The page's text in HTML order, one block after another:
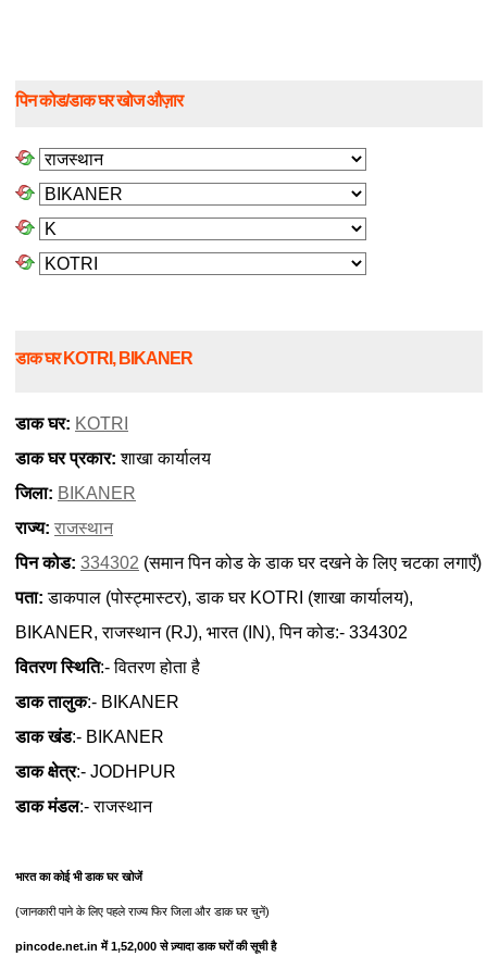
पिन कोड/डाक घर खोज औज़ार
डाक घर KOTRI, BIKANER
डाक घर: KOTRI
डाक घर प्रकार: शाखा कार्यालय
जिला: BIKANER
राज्य: राजस्थान
पिन कोड: 334302 (समान पिन कोड के डाक घर दखने के लिए चटका लगाएँ)
पता: डाकपाल (पोस्ट्मास्टर), डाक घर KOTRI (शाखा कार्यालय),
BIKANER, राजस्थान (RJ), भारत (IN), पिन कोड:- 334302
वितरण स्थिति:- वितरण होता है
डाक तालुक:- BIKANER
डाक खंड:- BIKANER
डाक क्षेत्र:- JODHPUR
डाक मंडल:- राजस्थान
भारत का कोई भी डाक घर खोजें
(जानकारी पाने के लिए पहले राज्य फिर जिला और डाक घर चुनें)
pincode.net.in में 1,52,000 से ज़्यादा डाक घरों की सूची है